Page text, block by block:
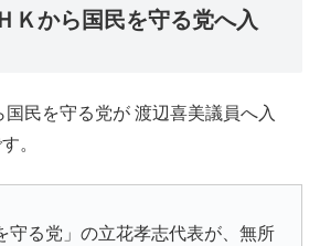
Ｋから国民を守る党へ入
民を守る党が 渡辺喜美議員へ入
。
守る党」の立花孝志代表が、無所